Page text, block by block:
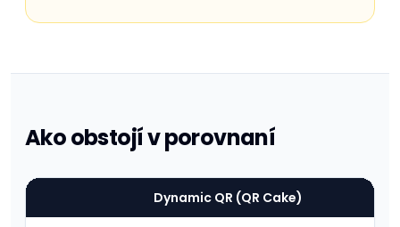
Ako obstojí v porovnaní
Dynamic QR (QR Cake)